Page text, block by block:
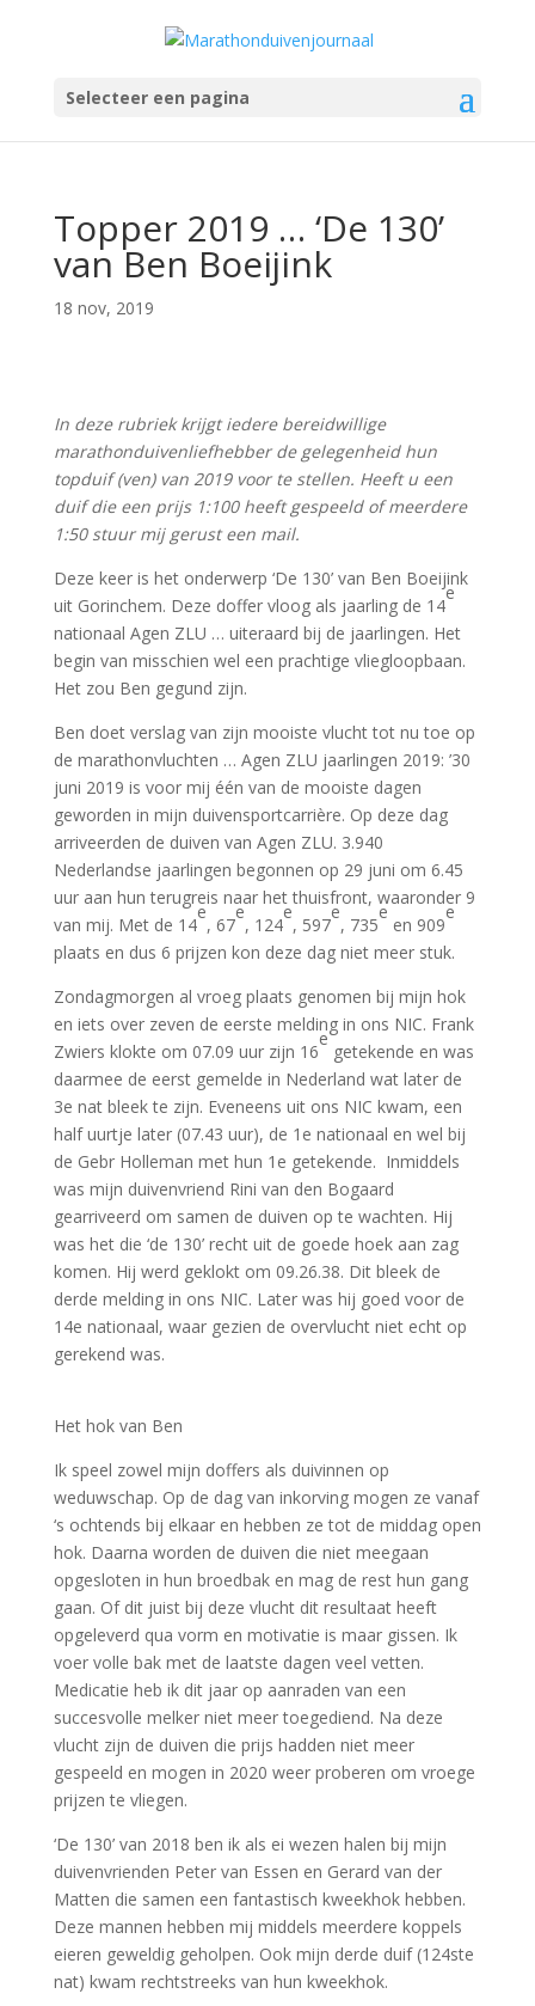
Selecteer een pagina
Topper 2019 … ‘De 130’
van Ben Boeijink
18 nov, 2019
In deze rubriek krijgt iedere bereidwillige
marathonduivenliefhebber de gelegenheid hun
topduif (ven) van 2019 voor te stellen. Heeft u een
duif die een prijs 1:100 heeft gespeeld of meerdere
1:50 stuur mij gerust een mail.
Deze keer is het onderwerp ‘De 130’ van Ben Boeijink
uit Gorinchem. Deze doffer vloog als jaarling de 14
e
nationaal Agen ZLU … uiteraard bij de jaarlingen. Het
begin van misschien wel een prachtige vliegloopbaan.
Het zou Ben gegund zijn.
Ben doet verslag van zijn mooiste vlucht tot nu toe op
de marathonvluchten … Agen ZLU jaarlingen 2019: ’30
juni 2019 is voor mij één van de mooiste dagen
geworden in mijn duivensportcarrière. Op deze dag
arriveerden de duiven van Agen ZLU. 3.940
Nederlandse jaarlingen begonnen op 29 juni om 6.45
uur aan hun terugreis naar het thuisfront, waaronder 9
van mij. Met de 14
e
, 67
e
, 124
e
, 597
e
, 735
e
en 909
e
plaats en dus 6 prijzen kon deze dag niet meer stuk.
Zondagmorgen al vroeg plaats genomen bij mijn hok
en iets over zeven de eerste melding in ons NIC. Frank
Zwiers klokte om 07.09 uur zijn 16
e
getekende en was
daarmee de eerst gemelde in Nederland wat later de
3e nat bleek te zijn. Eveneens uit ons NIC kwam, een
half uurtje later (07.43 uur), de 1e nationaal en wel bij
de Gebr Holleman met hun 1e getekende. Inmiddels
was mijn duivenvriend Rini van den Bogaard
gearriveerd om samen de duiven op te wachten. Hij
was het die ‘de 130’ recht uit de goede hoek aan zag
komen. Hij werd geklokt om 09.26.38. Dit bleek de
derde melding in ons NIC. Later was hij goed voor de
14e nationaal, waar gezien de overvlucht niet echt op
gerekend was.
Het hok van Ben
Ik speel zowel mijn doffers als duivinnen op
weduwschap. Op de dag van inkorving mogen ze vanaf
‘s ochtends bij elkaar en hebben ze tot de middag open
hok. Daarna worden de duiven die niet meegaan
opgesloten in hun broedbak en mag de rest hun gang
gaan. Of dit juist bij deze vlucht dit resultaat heeft
opgeleverd qua vorm en motivatie is maar gissen. Ik
voer volle bak met de laatste dagen veel vetten.
Medicatie heb ik dit jaar op aanraden van een
succesvolle melker niet meer toegediend. Na deze
vlucht zijn de duiven die prijs hadden niet meer
gespeeld en mogen in 2020 weer proberen om vroege
prijzen te vliegen.
‘De 130’ van 2018 ben ik als ei wezen halen bij mijn
duivenvrienden Peter van Essen en Gerard van der
Matten die samen een fantastisch kweekhok hebben.
Deze mannen hebben mij middels meerdere koppels
eieren geweldig geholpen. Ook mijn derde duif (124ste
nat) kwam rechtstreeks van hun kweekhok.